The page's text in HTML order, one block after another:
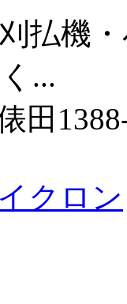
払機
...
田
クロン